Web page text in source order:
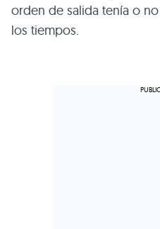
orden de salida tenía o
los tiempos.